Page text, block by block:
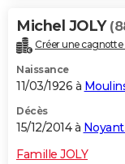
Michel JOLY
Créer une cagnotte
Naissance
11/03/1926 à
Décès
15/12/2014 à
Famille JOLY